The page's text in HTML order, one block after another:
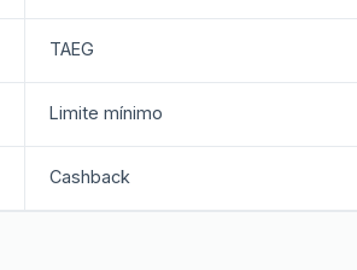
TAEG
Limite mínimo
Cashback